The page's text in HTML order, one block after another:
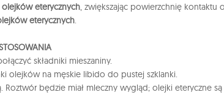
eterycznych, zwiększając powierzchnię kontaktu
eterycznych.
składniki mieszaniny.
olejków na męskie libido do pustej szklanki.
Roztwór będzie miał mleczny wygląd; olejki eteryczne